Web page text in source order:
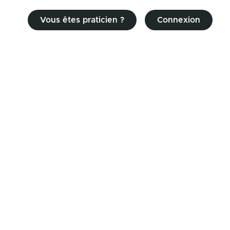
Vous êtes praticien ? Connexion